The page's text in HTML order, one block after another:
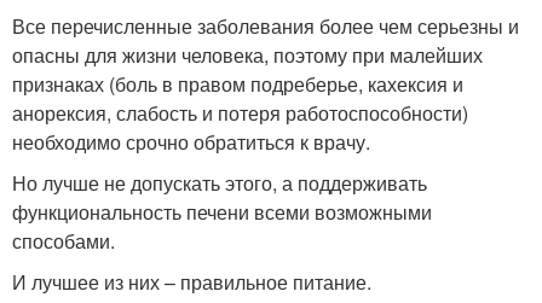
Все перечисленные заболевания более чем серьезны и
опасны для жизни человека, поэтому при малейших
признаках (боль в правом подреберье, кахексия и
анорексия, слабость и потеря работоспособности)
необходимо срочно обратиться к врачу.
Но лучше не допускать этого, а поддерживать
функциональность печени всеми возможными
способами.
И лучшее из них – правильное питание.